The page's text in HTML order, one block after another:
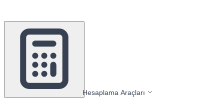
Hesaplama Araçları